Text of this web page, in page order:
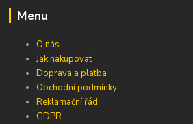
Menu
O nás
Jak nakupovat
Doprava a platba
Obchodní podmínky
Reklamační řád
GDPR